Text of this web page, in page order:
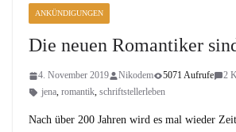
ANKÜNDIGUNGEN
Die neuen Romantiker
4. November 2019 Nikodem 5071 Aufrufe
2
jena, romantik, schriftstellerleben
Nach über 200 Jahren wird es mal wieder